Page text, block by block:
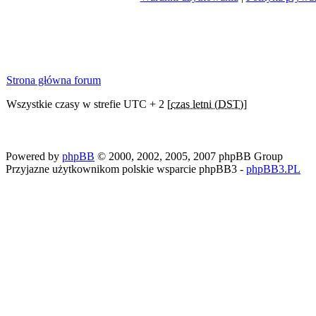
Strona główna forum
Wszystkie czasy w strefie UTC + 2 [czas letni (DST)]
Powered by phpBB © 2000, 2002, 2005, 2007 phpBB Group
Przyjazne użytkownikom polskie wsparcie phpBB3 - phpBB3.PL